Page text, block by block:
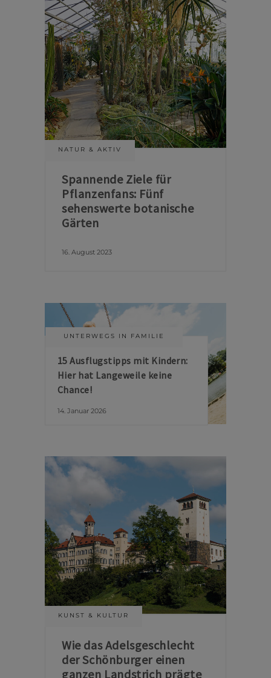
NATUR & AKTIV
Spannende Ziele für
Pflanzenfans: Fünf
sehenswerte botanische
Gärten
16. August 2023
UNTERWEGS IN FAMILIE
15 Ausflugstipps mit Kindern:
Hier hat Langeweile keine
Chance!
14. Januar 2026
KUNST & KULTUR
Wie das Adelsgeschlecht
der Schönburger einen
ganzen Landstrich prägte